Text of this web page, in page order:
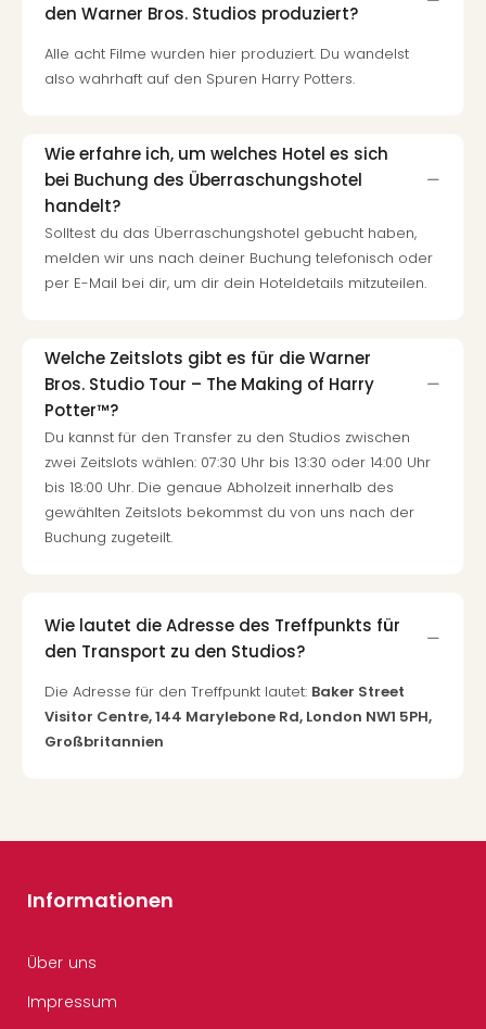
den Warner Bros. Studios produziert?
Alle acht Filme wurden hier produziert. Du wandelst
also wahrhaft auf den Spuren Harry Potters.
Wie erfahre ich, um welches Hotel es sich
bei Buchung des Überraschungshotel
handelt?
Solltest du das Überraschungshotel gebucht haben,
melden wir uns nach deiner Buchung telefonisch oder
per E-Mail bei dir, um dir dein Hoteldetails mitzuteilen.
Welche Zeitslots gibt es für die Warner
Bros. Studio Tour – The Making of Harry
Potter™?
Du kannst für den Transfer zu den Studios zwischen
zwei Zeitslots wählen: 07:30 Uhr bis 13:30 oder 14:00 Uhr
bis 18:00 Uhr. Die genaue Abholzeit innerhalb des
gewählten Zeitslots bekommst du von uns nach der
Buchung zugeteilt.
Wie lautet die Adresse des Treffpunkts für
den Transport zu den Studios?
Die Adresse für den Treffpunkt lautet: Baker Street
Visitor Centre, 144 Marylebone Rd, London NW1 5PH,
Großbritannien
Informationen
Über uns
Impressum